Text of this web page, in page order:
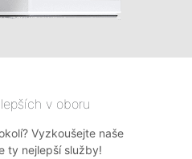
v oboru
Vyzkoušejte naše
ty nejlepší služby!